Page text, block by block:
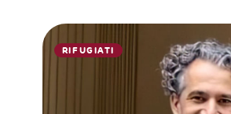
RIFUGIATI